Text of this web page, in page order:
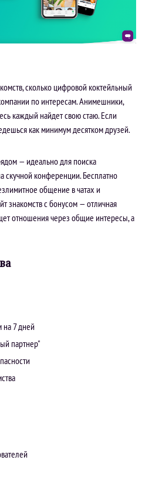
сколько цифровой коктейльный
по интересам. Анимешники,
каждый найдет свою стаю. Если
как минимум десятком друзей.
— идеально для поиска
скучной конференции. Бесплатно
общение в чатах и
знакомств с бонусом — отличная
отношения через общие интересы, а
7 дней
партнер"